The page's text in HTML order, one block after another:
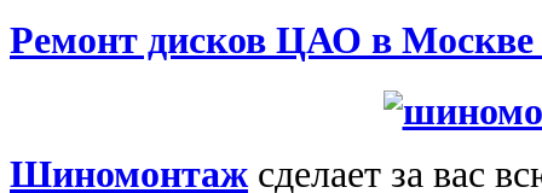
Ремонт дисков ЦАО в Москве
Шиномонтаж сделает за вас